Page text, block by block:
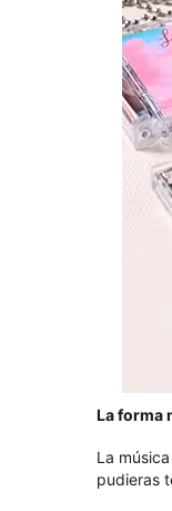
La forma
La
pudieras